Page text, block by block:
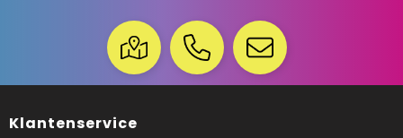
Klantenservice